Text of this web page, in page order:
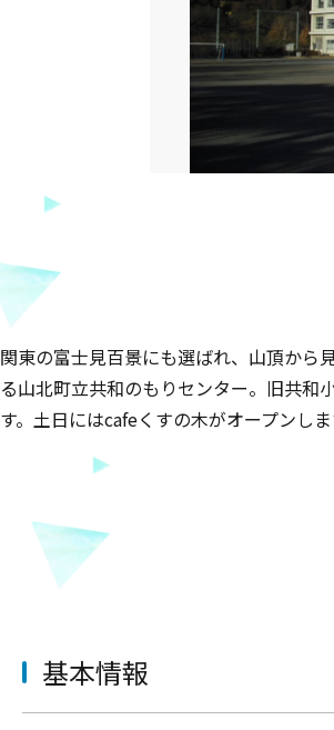
関東の富士見百景にも選ばれ、山頂から
る山北町立共和のもりセンター。旧共和
す。土日にはcafeくすの木がオープンし
基本情報